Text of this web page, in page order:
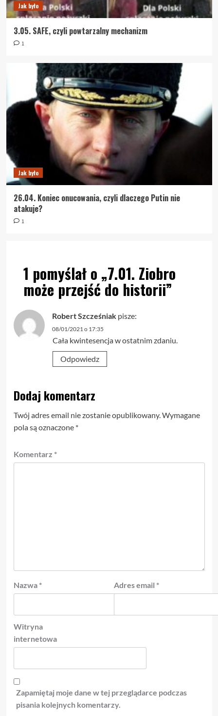
Jak było
3.05. SAFE, czyli powtarzalny mechanizm
1
Jak było
26.04. Koniec onucowania, czyli dlaczego Putin nie
atakuje?
1
1 pomyślał o „7.01. Ziobro
może przejść do historii”
Robert Szcześniak pisze:
08/01/2021 o 17:35
Cała kwintesencja w ostatnim zdaniu.
Odpowiedz
Dodaj komentarz
Twój adres email nie zostanie opublikowany.Wymagane
pola są oznaczone *
Komentarz *
Nazwa * Adres email *
Witryna
internetowa
Zapamiętaj moje dane w tej przeglądarce podczas
pisania kolejnych komentarzy.